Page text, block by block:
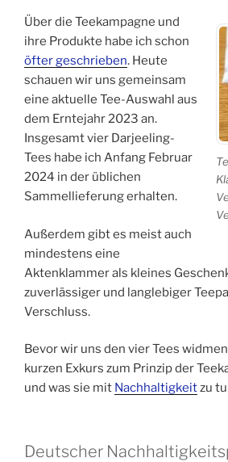
beim
Milch-
Tee“
Über die Teekampagne und
ihre Produkte habe ich schon
öfter geschrieben. Heute
schauen wir uns gemeinsam
eine aktuelle Tee-Auswahl aus
dem Erntejahr 2023 an.
Insgesamt vier Darjeeling-
Tees habe ich Anfang Februar
2024 in der üblichen
Sammellieferung erhalten.
Außerdem gibt es meist auch
mindestens eine
Aktenklammer als kleines
zuverlässiger und langlebiger
Verschluss.
Bevor wir uns den vier Tees
kurzen Exkurs zum Prinzip der
und was sie mit Nachhaltigkeitzu
Deutscher